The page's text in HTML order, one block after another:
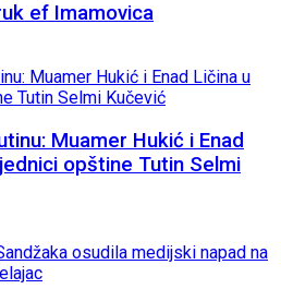
ef Imamovica
Muamer Hukić i Enad
opštine Tutin Selmi